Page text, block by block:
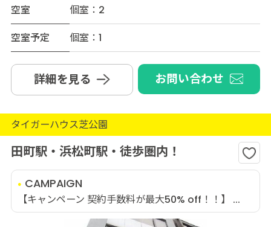
空室
個室：2
空室予定
個室：1
詳細を見る お問い合わせ
タイガーハウス芝公園
田町駅・浜松町駅・徒歩圏内！
CAMPAIGN
【キャンペーン 契約手数料が最大50% off！！】 ...